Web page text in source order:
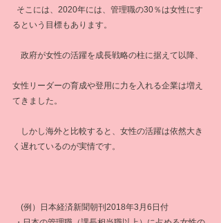
るという目標もあります。
政府が女性の活躍を成長戦略の柱に据えて以降、
女性リーダーの育成や登用に力を入れる企業は増え
てきました。
しかし海外と比較すると、女性の活躍は依然大き
く遅れているのが実情です。
(例）日本経済新聞朝刊2018年3月6日付